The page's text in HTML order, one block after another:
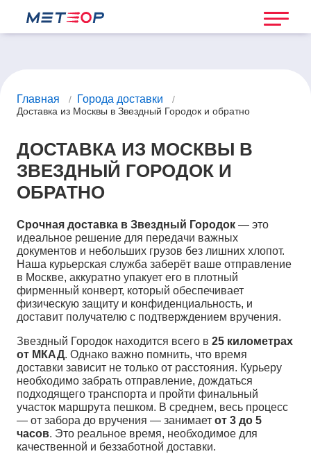
Главная / Города доставки
/
Доставка из Москвы в Звездный Городок и обратно
ДОСТАВКА ИЗ МОСКВЫ В
ЗВЕЗДНЫЙ ГОРОДОК И
ОБРАТНО
Срочная доставка в Звездный Городок — это
идеальное решение для передачи важных
документов и небольших грузов без лишних хлопот.
Наша курьерская служба заберёт ваше отправление
в Москве, аккуратно упакует его в плотный
фирменный конверт, который обеспечивает
физическую защиту и конфиденциальность, и
доставит получателю с подтверждением вручения.
Звездный Городок находится всего в 25 километрах
от МКАД. Однако важно помнить, что время
доставки зависит не только от расстояния. Курьеру
необходимо забрать отправление, дождаться
подходящего транспорта и пройти финальный
участок маршрута пешком. В среднем, весь процесс
— от забора до вручения — занимает от 3 до 5
часов. Это реальное время, необходимое для
качественной и беззаботной доставки.